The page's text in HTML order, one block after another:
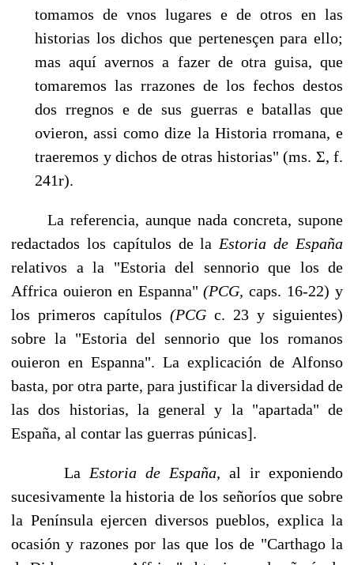
tomamos de vnos lugares e de otros en las
historias los dichos que pertenesçen para ello;
mas aquí avernos a fazer de otra guisa, que
tomaremos las rrazones de los fechos destos
dos rregnos e de sus gue­rras e batallas que
ovieron, assi como dize la Historia rromana, e
traeremos y dichos de otras historias" (ms. Σ, f.
241r).
La referencia, aunque nada concreta, supone
redactados los capítulos de la Estoria de España
relativos a la "Estoria del sennorio que los de
Affrica ouieron en Espanna"(PCG,caps. 16-22) y
los primeros capítulos (PCG c. 23 y siguientes)
sobre la "Esto­ria del sennorio que los romanos
ouieron en Espanna". La explicación de Alfonso
bas­ta, por otra parte, para justificar la diversidad de
las dos historias, la general y la "apartada" de
España, al contar las guerras púnicas].
La Estoria de España, al ir exponiendo
sucesivamente la historia de los señoríos que sobre
la Península ejercen diversos pueblos, explica la
ocasión y razones por las que los de "Carthago la